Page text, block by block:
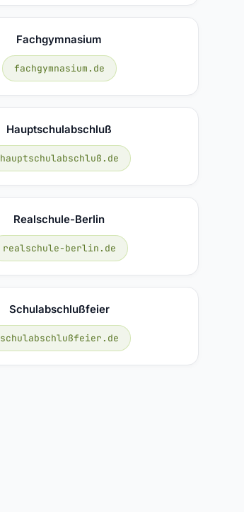
Fachgymnasium
fachgymnasium.de
Hauptschulabschluß
hauptschulabschluß.de
Realschule-Berlin
realschule-berlin.de
Schulabschlußfeier
schulabschlußfeier.de